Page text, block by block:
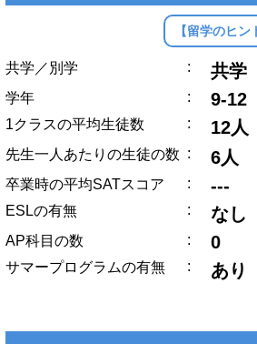
【留学のヒ
共学／別学 : 共学
学年 : 9-12
1クラスの平均生徒数 : 12人
先生一人あたりの生徒の数 : 6人
卒業時の平均SATスコア : ---
ESLの有無 : なし
AP科目の数 : 0
サマープログラムの有無 : あり